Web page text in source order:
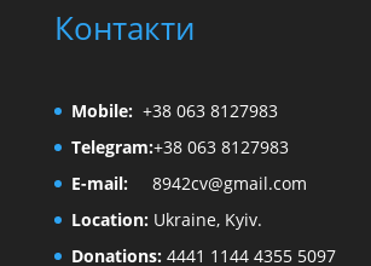
Контакти
Mobile: +38 063 8127983
Telegram:+38 063 8127983
E-mail:
8942cv@gmail.com
Location:Ukraine, Kyiv.
Donations:4441 1144 4355 5097